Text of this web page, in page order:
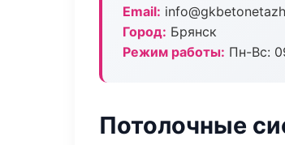
Email:
Город: Брянск
Режим работы: Пн-Вс:
Потолочные